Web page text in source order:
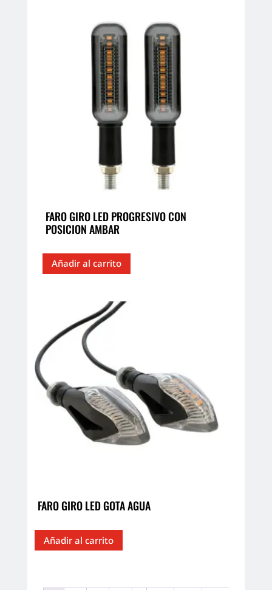
FARO GIRO LED PROGRESIVO CON
POSICION AMBAR
Añadir al carrito
FARO GIRO LED GOTA AGUA
Añadir al carrito